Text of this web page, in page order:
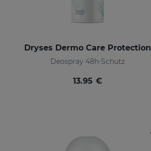
Dryses Dermo Care Protection
Deospray 48h-Schutz
13.95 €